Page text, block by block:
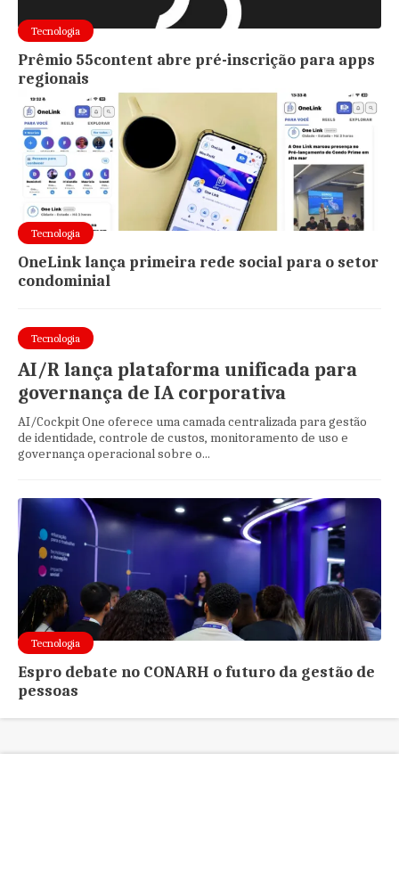
Tecnologia
Prêmio 55content abre pré-inscrição para apps
regionais
Tecnologia
OneLink lança primeira rede social para o setor
condominial
Tecnologia
AI/R lança plataforma unificada para
governança de IA corporativa
AI/Cockpit One oferece uma camada centralizada para gestão
de identidade, controle de custos, monitoramento de uso e
governança operacional sobre o...
Tecnologia
Espro debate no CONARH o futuro da gestão de
pessoas